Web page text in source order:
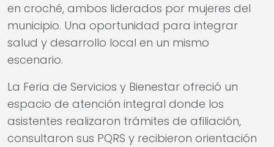
en croché, ambos liderados por mujeres del
municipio. Una oportunidad para integrar
salud y desarrollo local en un mismo
escenario.
La Feria de Servicios y Bienestar ofreció un
espacio de atención integral donde los
asistentes realizaron trámites de afiliación,
consultaron sus PQRS y recibieron orientación